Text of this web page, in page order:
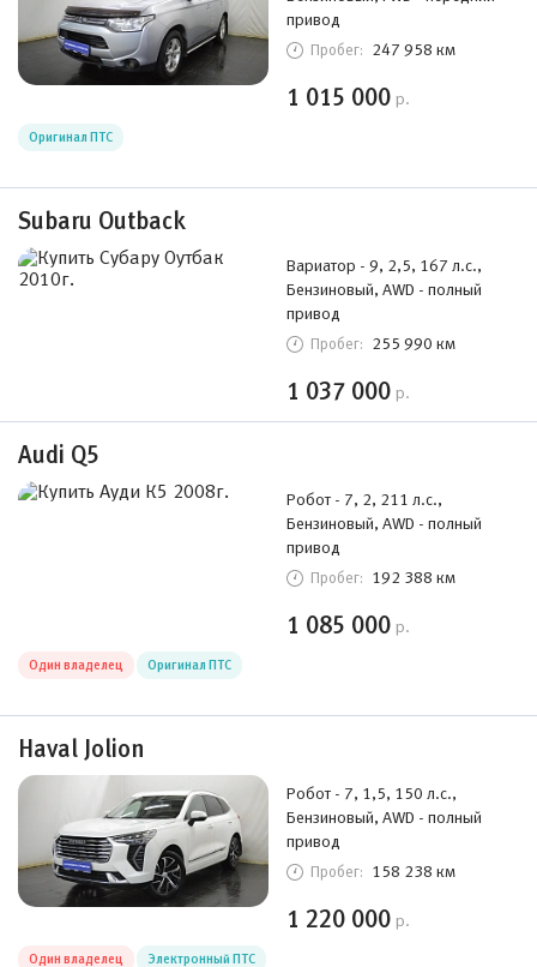
привод
Пробег: 247 958 км
1 015 000 р.
Оригинал ПТС
Subaru Outback
Вариатор - 9, 2,5, 167 л.с.,
Бензиновый, AWD - полный
привод
Пробег: 255 990 км
1 037 000 р.
Audi Q5
Робот - 7, 2, 211 л.с.,
Бензиновый, AWD - полный
привод
Пробег: 192 388 км
1 085 000 р.
Один владелец Оригинал ПТС
Haval Jolion
Робот - 7, 1,5, 150 л.с.,
Бензиновый, AWD - полный
привод
Пробег: 158 238 км
1 220 000 р.
Один владелец Электронный ПТС